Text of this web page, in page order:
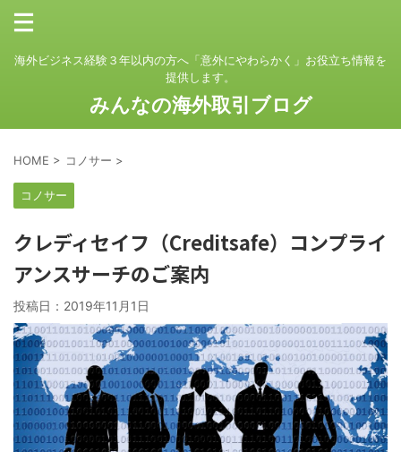
海外ビジネス経験３年以内の方へ「意外にやわらかく」お役立ち情報を
提供します。
みんなの海外取引ブログ
HOME > コノサー >
コノサー
クレディセイフ（Creditsafe）コンプライ
アンスサーチのご案内
投稿日： 2019年11月1日